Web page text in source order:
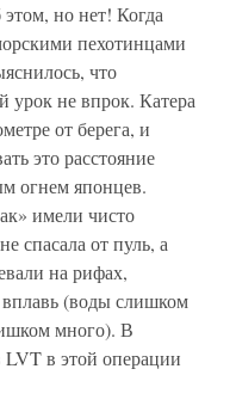
но нет! Когда
пехотинцами
что
урок не впрок. Катера
от берега, и
это расстояние
огнем японцев.
имели чисто
спасала от пуль, а
на рифах,
(воды слишком
много). В
LVT в этой операции